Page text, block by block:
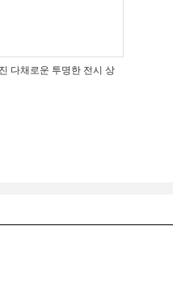
다채로운 투명한 전시 상